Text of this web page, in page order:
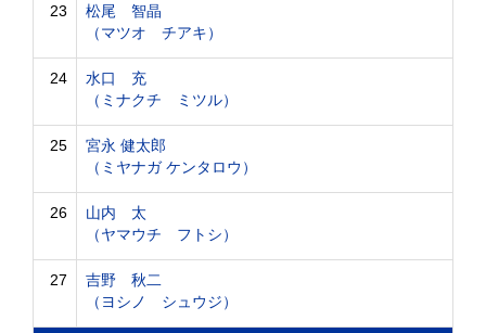
23
松尾 智晶
（マツオ チアキ）
24
水口 充
（ミナクチ ミツル）
25
宮永 健太郎
（ミヤナガ ケンタロウ）
26
山内 太
（ヤマウチ フトシ）
27
吉野 秋二
（ヨシノ シュウジ）